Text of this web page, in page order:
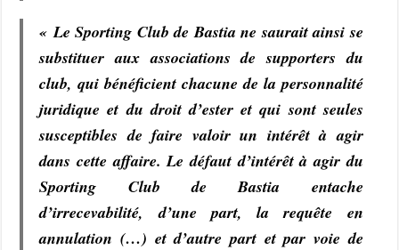
« Le Sporting Club de Bastia ne saurait ainsi se
substituer aux associations de supporters du
club, qui bénéficient chacune de la personnalité
juridique et du droit d’ester et qui sont seules
susceptibles de faire valoir un intérêt à agir
dans cette affaire. Le défaut d’intérêt à agir du
Sporting Club de Bastia entache
d’irrecevabilité, d’une part, la requête en
annulation (…) et d’autre part et par voie de